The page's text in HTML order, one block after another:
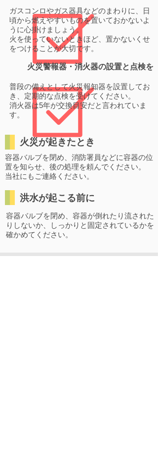
ガスコンロやガス器具などのまわりに、日
頃から燃えやすいものを置いておかないよ
うに心掛けましょう。
火を使っていないときほど、置かないくせ
をつけることが大切です。
​火災警報器・消火器の設置と点検を
普段の備えとして火災報知器を設置してお
き、定期的な点検を受けてください。
消火器は5年が交換目安だと言われていま
す。
火災が起きたとき
容器バルブを閉め、消防署員などに容器の位
置を知らせ、後の処理を頼んでください。
​当社にもご連絡ください。
洪水が起こる前に
容器バルブを閉め、容器が倒れたり流された
りしないか、しっかりと固定されているかを
確かめてください。